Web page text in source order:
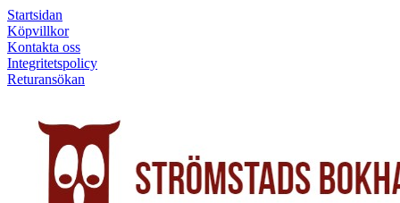
Startsidan
Köpvillkor
Kontakta oss
Integritetspolicy
Returansökan